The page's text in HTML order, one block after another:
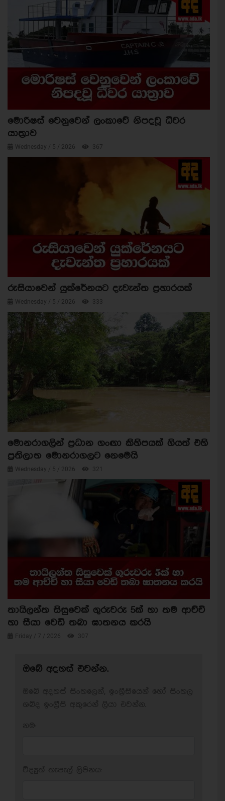
මොරිෂස් වෙනුවෙන් ලංකාවේ නිපදවූ ධීවර
යාත්‍රාව
Wednesday / 5 / 2026 367
රුසියාවෙන් යුක්රේනයට දැවැන්ත ප්‍රහාරයක්
Wednesday / 5 / 2026 333
මොනරාගලින් ප්‍රධාන ගංඟා කිහිපයක් ගියත් එහි
ප්‍රතිලාභ මොනරාගලට නෙමෙයි
Wednesday / 5 / 2026 321
තායිලන්ත සිසුවෙක් ගුරුවරු 5ක් හා තම ආච්චි
හා සීයා වෙඩි තබා ඝාතනය කරයි
Friday / 7 / 2026 307
ඔබේ අදහස් එවන්න.